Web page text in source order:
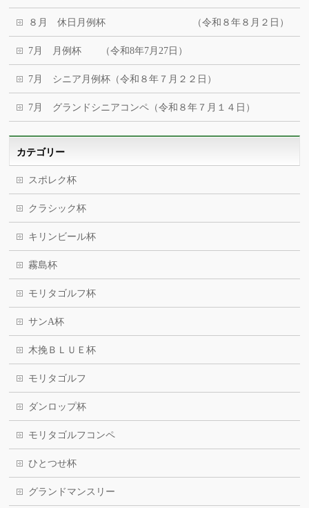
８月 休日月例杯 （令和８年８月２日）
7月 月例杯 （令和8年7月27日）
7月 シニア月例杯（令和８年７月２２日）
7月 グランドシニアコンペ（令和８年７月１４日）
カテゴリー
スポレク杯
クラシック杯
キリンビール杯
霧島杯
モリタゴルフ杯
サンA杯
木挽ＢＬＵＥ杯
モリタゴルフ
ダンロップ杯
モリタゴルフコンペ
ひとつせ杯
グランドマンスリー